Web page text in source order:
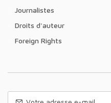
Journalistes
Droits d'auteur
Foreign Rights